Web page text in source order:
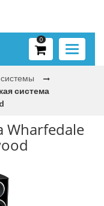
Toggle
0
системы
система
Wharfedale